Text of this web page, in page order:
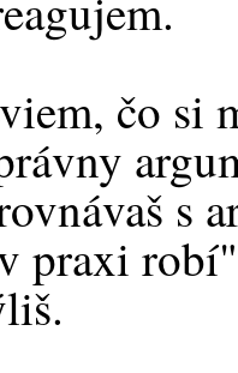
čo si
s
praxi